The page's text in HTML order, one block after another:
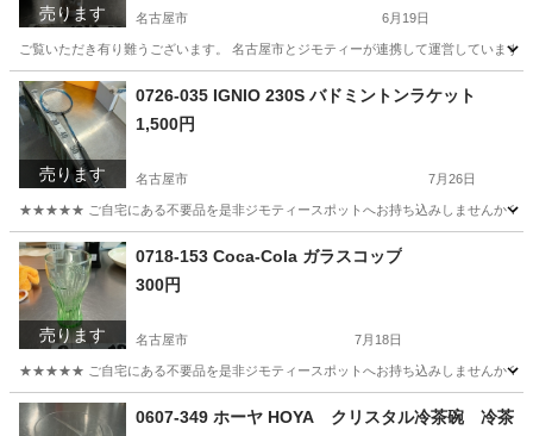
売ります 名古屋市 6月19日
ご覧いただき有り難うございます。 名古屋市とジモティーが連携して運営してい
愛知 名古屋市
売ります
0726-035 IGNIO 230S バドミントンラケット
1,500円
名古屋市 7月26日
★★★★★ ご自宅にある不要品を是非ジモティースポットへお持ち込みしませんか？
愛知 名古屋市
売ります
0718-153 Coca-Cola ガラスコップ
300円
名古屋市 7月18日
★★★★★ ご自宅にある不要品を是非ジモティースポットへお持ち込みしませんか？
愛知 名古屋市 現地
0607-349 ホーヤ HOYA クリスタル冷茶碗 冷茶